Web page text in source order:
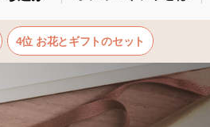
4位 お花とギフトのセット